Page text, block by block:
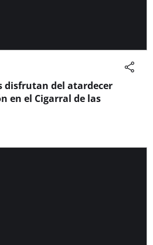
disfrutan del atardecer
en el Cigarral de las